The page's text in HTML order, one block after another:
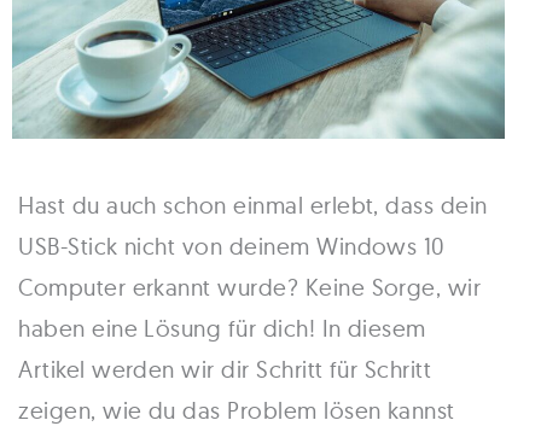
Hast du auch schon einmal erlebt, dass dein
USB-Stick nicht von deinem Windows 10
Computer erkannt wurde? Keine Sorge, wir
haben eine Lösung für dich! In diesem
Artikel werden wir dir Schritt für Schritt
zeigen, wie du das Problem lösen kannst